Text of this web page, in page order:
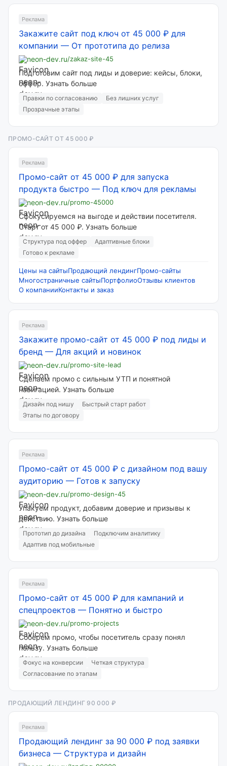
Реклама
Закажите сайт под ключ от 45 000 ₽ для
компании — От прототипа до релиза
neon-dev.ru/zakaz-site-45
Подготовим сайт под лиды и доверие: кейсы, блоки,
оффер. Узнать больше
Правки по согласованию
Без лишних услуг
Прозрачные этапы
ПРОМО-САЙТ ОТ 45 000 ₽
Реклама
Промо-сайт от 45 000 ₽ для запуска
продукта быстро — Под ключ для рекламы
neon-dev.ru/promo-45000
Сфокусируемся на выгоде и действии посетителя.
Старт от 45 000 ₽. Узнать больше
Структура под оффер
Адаптивные блоки
Готово к рекламе
Цены на сайтыПродающий лендингПромо-сайты
Многостраничные сайтыПортфолиоОтзывы клиентов
О компанииКонтакты и заказ
Реклама
Закажите промо-сайт от 45 000 ₽ под лиды и
бренд — Для акций и новинок
neon-dev.ru/promo-site-lead
Сделаем промо с сильным УТП и понятной
навигацией. Узнать больше
Дизайн под нишу
Быстрый старт работ
Этапы по договору
Реклама
Промо-сайт от 45 000 ₽ с дизайном под вашу
аудиторию — Готов к запуску
neon-dev.ru/promo-design-45
Упакуем продукт, добавим доверие и призывы к
действию. Узнать больше
Прототип до дизайна
Подключим аналитику
Адаптив под мобильные
Реклама
Промо-сайт от 45 000 ₽ для кампаний и
спецпроектов — Понятно и быстро
neon-dev.ru/promo-projects
Соберем промо, чтобы посетитель сразу понял
пользу. Узнать больше
Фокус на конверсии
Четкая структура
Согласование по этапам
ПРОДАЮЩИЙ ЛЕНДИНГ 90 000 ₽
Реклама
Продающий лендинг за 90 000 ₽ под заявки
бизнеса — Структура и дизайн